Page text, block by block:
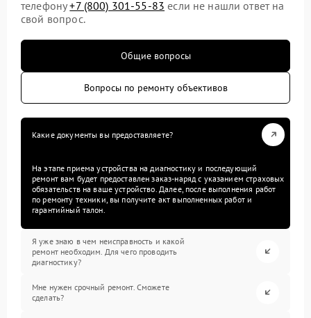
телефону+7 (800) 301-55-83 если не нашли ответ на
свой вопрос.
Общие вопросы
Вопросы по ремонту объективов
Какие документы вы предоставляете?
На этапе приема устройства на диагностику и последующий
ремонт вам будет предоставлен заказ-наряд с указанием страховых
обязательств на ваше устройство. Далее, после выполнения работ
по ремонту техники, вы получите акт выполненных работ и
гарантийный талон.
Я уже знаю в чем неисправность и какой
ремонт необходим. Для чего проводить
диагностику?
Мне нужен срочный ремонт. Сможете
сделать?